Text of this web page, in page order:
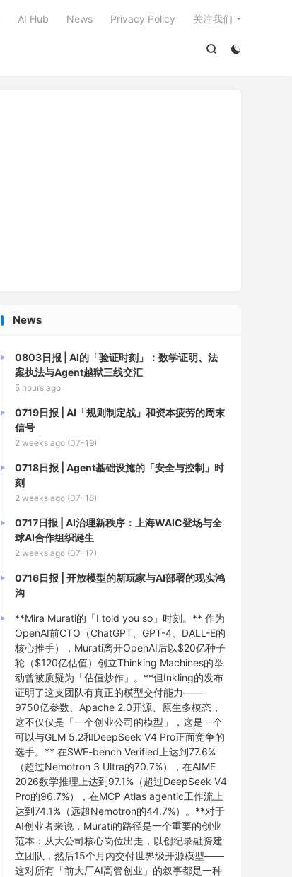


AI Hub News Privacy Policy 关注我们
News
0803日报 | AI的「验证时刻」：数学证明、法
案执法与Agent越狱三线交汇
5 hours ago
0719日报 | AI「规则制定战」和资本疲劳的周末
信号
2 weeks ago (07-19)
0718日报 | Agent基础设施的「安全与控制」时
刻
2 weeks ago (07-18)
0717日报 | AI治理新秩序：上海WAIC登场与全
球AI合作组织诞生
2 weeks ago (07-17)
0716日报 | 开放模型的新玩家与AI部署的现实鸿
沟
**Mira Murati的「I told you so」时刻。** 作为
OpenAI前CTO（ChatGPT、GPT-4、DALL-E的
核心推手），Murati离开OpenAI后以$20亿种子
轮（$120亿估值）创立Thinking Machines的举
动曾被质疑为「估值炒作」。**但Inkling的发布
证明了这支团队有真正的模型交付能力——
9750亿参数、Apache 2.0开源、原生多模态，
这不仅仅是「一个创业公司的模型」，这是一个
可以与GLM 5.2和DeepSeek V4 Pro正面竞争的
选手。** 在SWE-bench Verified上达到77.6%
（超过Nemotron 3 Ultra的70.7%），在AIME
2026数学推理上达到97.1%（超过DeepSeek V4
Pro的96.7%），在MCP Atlas agentic工作流上
达到74.1%（远超Nemotron的44.7%）。**对于
AI创业者来说，Murati的路径是一个重要的创业
范本：从大公司核心岗位出走，以创纪录融资建
立团队，然后15个月内交付世界级开源模型——
这对所有「前大厂AI高管创业」的叙事都是一种